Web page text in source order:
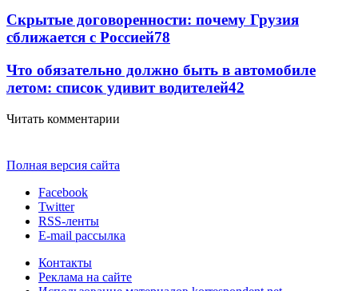
Скрытые договоренности: почему Грузия
сближается с Россией78
Что обязательно должно быть в автомобиле
летом: список удивит водителей42
Читать комментарии
Полная версия сайта
Facebook
Twitter
RSS-ленты
E-mail рассылка
Контакты
Реклама на сайте